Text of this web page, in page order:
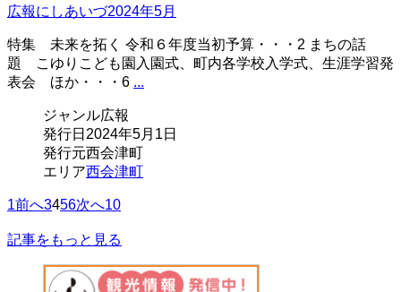
広報にしあいづ2024年5月
特集 未来を拓く 令和６年度当初予算・・・2 まちの話
題 こゆりこども園入園式、町内各学校入学式、生涯学習発
表会 ほか・・・6 ...
ジャンル広報
発行日 2024年5月1日
発行元西会津町
エリア西会津町
1前へ3456次へ10
記事をもっと見る